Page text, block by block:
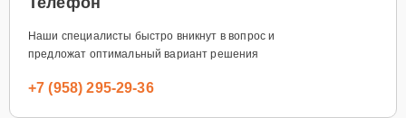
Наши специалисты быстро вникнут в вопрос и
предложат оптимальный вариант решения
+7 (958) 295-29-36